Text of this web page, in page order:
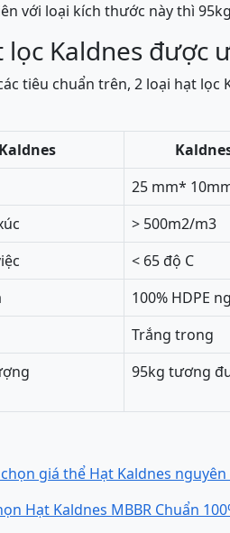
với loại kích thước này thì
lọc Kaldnes được
tiêu chuẩn trên, 2 loại hạt lọc
25 mm*
> 500m2/m3
< 65 độ C
100% HDPE
Trắng trong
95kg tương
giá thể Hạt Kaldnes nguyên
Hạt Kaldnes MBBR Chuẩn